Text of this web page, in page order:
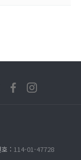
호 : 114-01-47728